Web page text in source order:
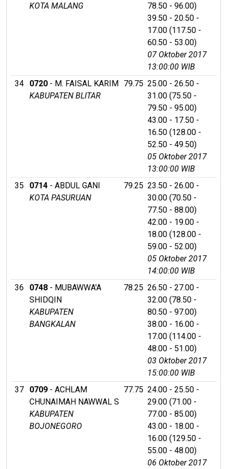
KOTA MALANG
78.50 - 96.00)
39.50 - 20.50 -
17.00 (117.50 -
60.50 - 53.00)
07 Oktober 2017
13:00:00 WIB
34
0720 - M. FAISAL KARIM
KABUPATEN BLITAR
79.75 25.00 - 26.50 -
31.00 (75.50 -
79.50 - 95.00)
43.00 - 17.50 -
16.50 (128.00 -
52.50 - 49.50)
05 Oktober 2017
13:00:00 WIB
35
0714 - ABDUL GANI
KOTA PASURUAN
79.25 23.50 - 26.00 -
30.00 (70.50 -
77.50 - 88.00)
42.00 - 19.00 -
18.00 (128.00 -
59.00 - 52.00)
05 Oktober 2017
14:00:00 WIB
36
0748 - MUBAWWA'A
SHIDQIN
KABUPATEN
BANGKALAN
78.25 26.50 - 27.00 -
32.00 (78.50 -
80.50 - 97.00)
38.00 - 16.00 -
17.00 (114.00 -
48.00 - 51.00)
03 Oktober 2017
15:00:00 WIB
37
0709 - ACHLAM
CHUNAIMAH NAWWAL S
KABUPATEN
BOJONEGORO
77.75 24.00 - 25.50 -
29.00 (71.00 -
77.00 - 85.00)
43.00 - 18.00 -
16.00 (129.50 -
55.00 - 48.00)
06 Oktober 2017